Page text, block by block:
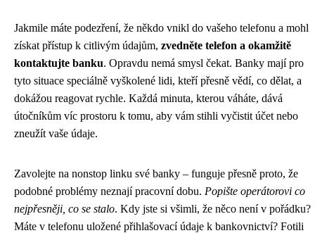
Jakmile máte podezření, že někdo vnikl do vašeho telefonu a mohl
získat přístup k citlivým údajům, zvedněte telefon a okamžitě
kontaktujte banku. Opravdu nemá smysl čekat. Banky mají pro
tyto situace speciálně vyškolené lidi, kteří přesně vědí, co dělat, a
dokážou reagovat rychle. Každá minuta, kterou váháte, dává
útočníkům víc prostoru k tomu, aby vám stihli vyčistit účet nebo
zneužít vaše údaje.
Zavolejte na nonstop linku své banky – funguje přesně proto, že
podobné problémy neznají pracovní dobu. Popište operátorovi co
nejpřesněji, co se stalo. Kdy jste si všimli, že něco není v pořádku?
Máte v telefonu uložené přihlašovací údaje k bankovnictví? Fotili